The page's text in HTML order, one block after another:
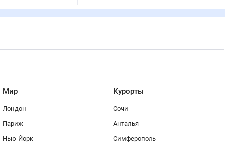
Мир
Лондон
Париж
Нью-Йорк
Курорты
Сочи
Анталья
Симферополь